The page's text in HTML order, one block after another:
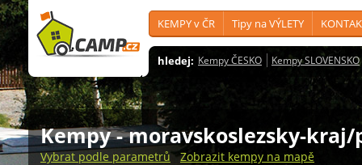
KEMPY v ČR Tipy na VÝLETY
hledej: Kempy ČESKO Kempy SLOVENSKO
Kempy - moravskoslezsky-kraj/
Vybrat podle parametrů Zobrazit kempy na mapě